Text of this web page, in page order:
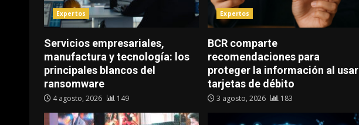
Expertos
Servicios empresariales,
manufactura y tecnología: los
principales blancos del
ransomware
4 agosto, 2026 149
Expertos
BCR comparte
recomendaciones para
proteger la información al usar
tarjetas de débito
3 agosto, 2026 183